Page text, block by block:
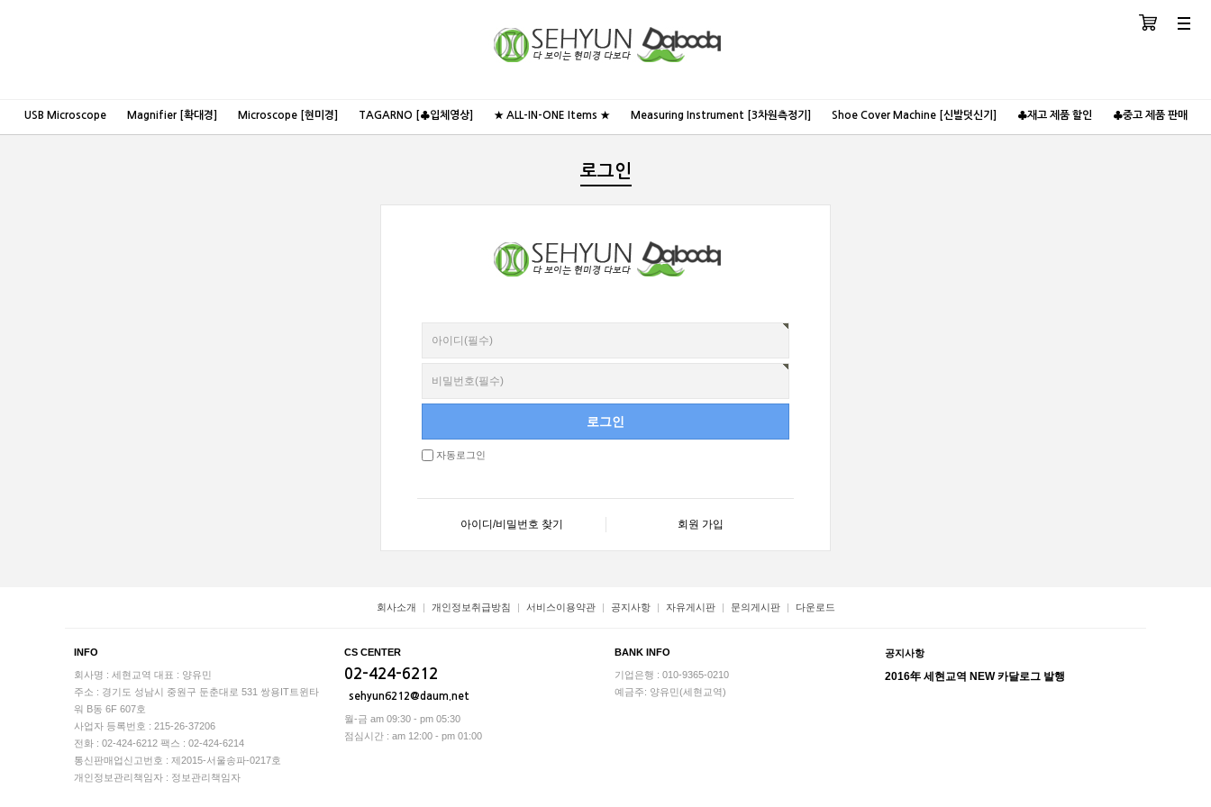
USB Microscope Magnifier [확대경] Microscope [현미경] TAGARNO [♣입체영상] ★ ALL-IN-ONE Items ★ Measuring Instrument [3차원측정기] Shoe Cover Machine [신발덧신기] ♣재고 제품 할인 ♣중고 제품 판매
분류
로그인
자동로그인
아이디/비밀번호 찾기 회원 가입
회사소개 개인정보취급방침 서비스이용약관 공지사항 자유게시판 문의게시판 다운로드
INFO
회사명 : 세현교역 대표 : 양유민
주소 : 경기도 성남시 중원구 둔춘대로 531 쌍용IT트윈타
워 B동 6F 607호
사업자 등록번호 : 215-26-37206
전화 : 02-424-6212 팩스 : 02-424-6214
통신판매업신고번호 : 제2015-서울송파-0217호
개인정보관리책임자 : 정보관리책임자
CS CENTER
02-424-6212
sehyun6212@daum.net
월-금 am 09:30 - pm 05:30
점심시간 : am 12:00 - pm 01:00
BANK INFO
기업은행 : 010-9365-0210
예금주: 양유민(세현교역)
공지사항
2016年 세현교역 NEW 카달로그 발행